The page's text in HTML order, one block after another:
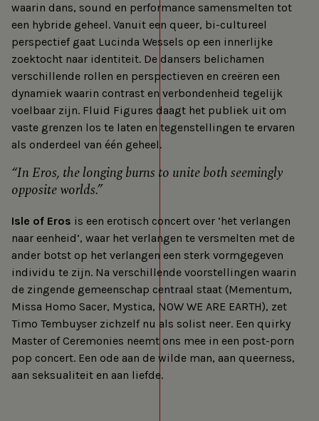
waarin dans, sound en performance samensmelten tot
een hybride geheel. Vanuit een queer, bi-cultureel
perspectief gaat Lucinda Wessels op een innerlijke
zoektocht naar identiteit. De dansers belichamen
verschillende rollen en perspectieven en creëren een
dynamiek waarin contrast en verbondenheid tegelijk
voelbaar zijn. Fluid Figures daagt het publiek uit om
vaste grenzen los te laten en tegenstellingen te ervaren
als onderdeel van één geheel.
In Eros, the longing burns to unite both seemingly
opposite worlds.
Isle of Eros is een erotisch concert over ‘het verlangen
naar eenheid’, waar het verlangen te versmelten met de
ander botst op het verlangen een sterk vormgegeven
individu te zijn. Na verschillende voorstellingen waarin
de zingende gemeenschap centraal staat (Mementum,
Missa Homo Sacer, Mystica, NOW WE ARE EARTH), zet
Timo Tembuyser zichzelf nu als solist neer. Een quirky
Master of Ceremonies neemt ons mee in een post-porn
pop concert. Een ode aan de wilde man, aan queerness,
aan seksualiteit en aan liefde.